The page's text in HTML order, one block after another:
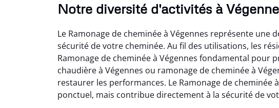
Notre diversité d'activités à
Le Ramonage de cheminée à Végennes représente
sécurité de votre cheminée. Au fil des utilisations, les
Ramonage de cheminée à Végennes fondamental pour
chaudière à Végennes ou ramonage de cheminée à
restaurer les performances. Le Ramonage de cheminée
ponctuel, mais contribue directement à la sécurité de